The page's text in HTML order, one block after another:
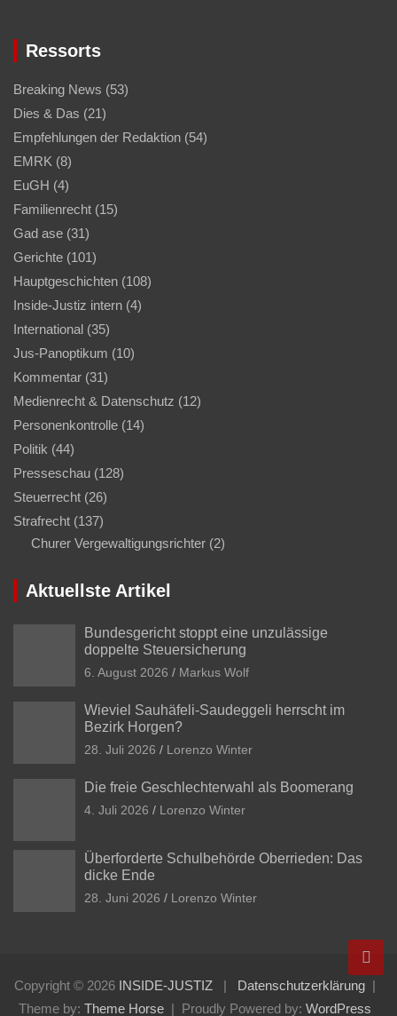
Ressorts
Breaking News (53)
Dies & Das (21)
Empfehlungen der Redaktion (54)
EMRK (8)
EuGH (4)
Familienrecht (15)
Gad ase (31)
Gerichte (101)
Hauptgeschichten (108)
Inside-Justiz intern (4)
International (35)
Jus-Panoptikum (10)
Kommentar (31)
Medienrecht & Datenschutz (12)
Personenkontrolle (14)
Politik (44)
Presseschau (128)
Steuerrecht (26)
Strafrecht (137)
Churer Vergewaltigungsrichter (2)
Aktuellste Artikel
Bundesgericht stoppt eine unzulässige
doppelte Steuersicherung
6. August 2026 Markus Wolf
Wieviel Sauhäfeli-Saudeggeli herrscht im
Bezirk Horgen?
28. Juli 2026 Lorenzo Winter
Die freie Geschlechterwahl als Boomerang
4. Juli 2026 Lorenzo Winter
Überforderte Schulbehörde Oberrieden: Das
dicke Ende
28. Juni 2026 Lorenzo Winter
Copyright © 2026 INSIDE-JUSTIZ
Datenschutzerklärung
Theme by: Theme Horse Proudly Powered by: WordPress